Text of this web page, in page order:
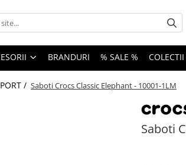
BRANDURI % SALE % COLECTII
/ Saboti Crocs Classic Elephant - 10001-1LM
Saboti